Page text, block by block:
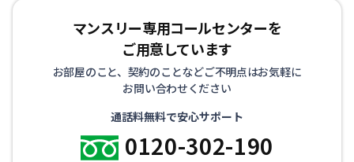
マンスリー専用コールセンターを
ご用意しています
お部屋のこと、契約のことなどご不明点はお気軽に
お問い合わせください
通話料無料で安心サポート
0120-302-190